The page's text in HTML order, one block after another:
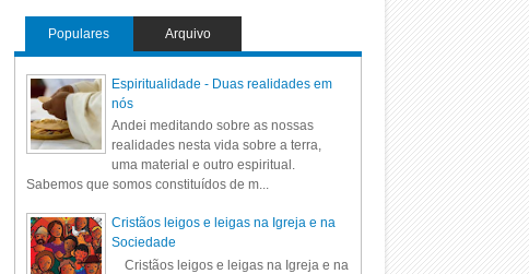
Populares Arquivo
Espiritualidade - Duas realidades em
nós
Andei meditando sobre as nossas
realidades nesta vida sobre a terra,
uma material e outro espiritual.
Sabemos que somos constituídos de m...
Cristãos leigos e leigas na Igreja e na
Sociedade
Cristãos leigos e leigas na Igreja e na